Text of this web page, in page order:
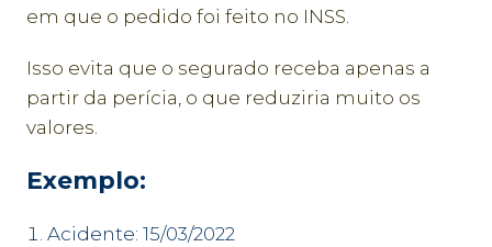
em que o pedido foi feito no INSS.
Isso evita que o segurado receba apenas a
partir da perícia, o que reduziria muito os
valores.
Exemplo:
Acidente: 15/03/2022